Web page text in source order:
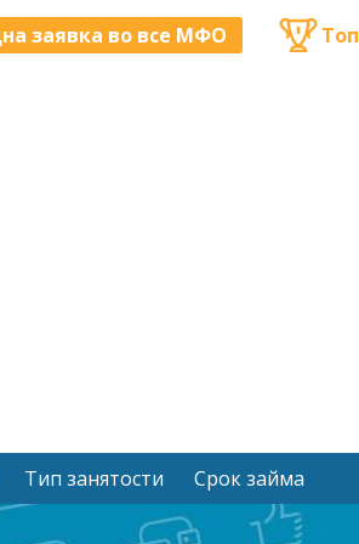
заявка во все МФО
Тип занятости Срок займа